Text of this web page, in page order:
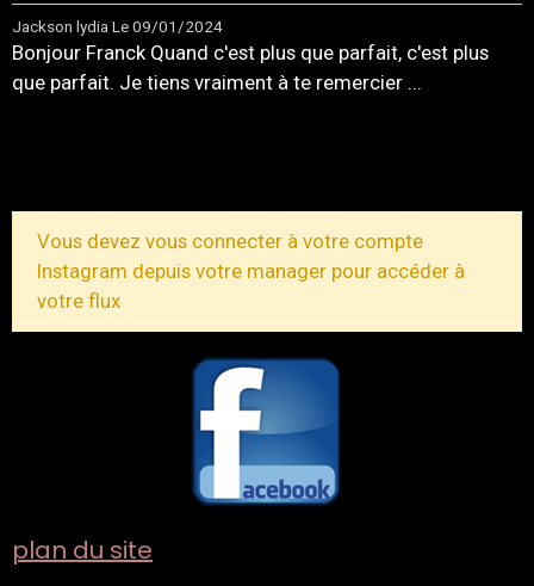
Jackson lydiaLe 09/01/2024
Bonjour Franck Quand c'est plus que parfait, c'est plus
que parfait. Je tiens vraiment à te remercier ...
Vous devez vous connecter à votre compte
Instagram depuis votre manager pour accéder à
votre flux
plan du site